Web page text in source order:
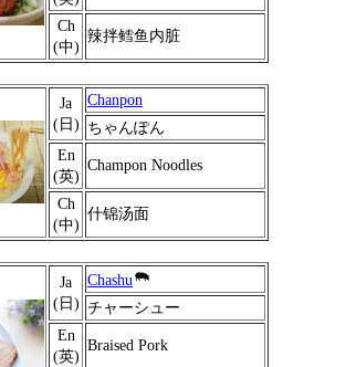
Ch
(中)
辣拌鳕鱼内脏
Ja
(日)
Chanpon
ちゃんぽん
En
(英)
Champon Noodles
Ch
(中)
什锦汤面
Ja
(日)
Chashu
チャーシュー
En
(英)
Braised Pork